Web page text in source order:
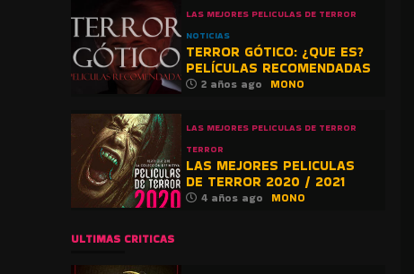
LAS MEJORES PELICULAS DE TERROR
NOTICIAS
TERROR GÓTICO: ¿QUE ES?
PELÍCULAS RECOMENDADAS
2 años ago MONO
LAS MEJORES PELICULAS DE TERROR
TERROR
LAS MEJORES PELICULAS
DE TERROR 2020 / 2021
4 años ago MONO
ULTIMAS CRITICAS